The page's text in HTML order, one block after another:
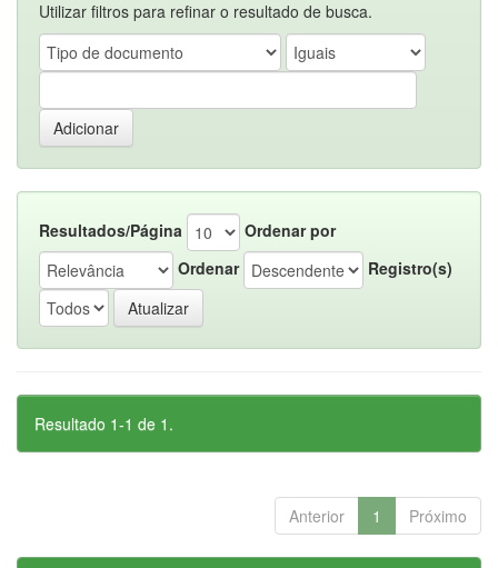
Utilizar filtros para refinar o resultado de busca.
Resultados/Página
Ordenar por
Ordenar
Registro(s)
Resultado 1-1 de 1.
Anterior 1 Próximo